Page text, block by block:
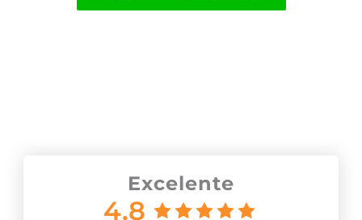
Excelente
4.8